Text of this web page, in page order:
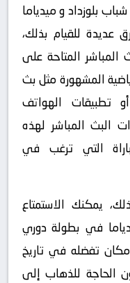
بلوزداد و ميدياما
عديدة للقيام بذلك،
المتاحة على
المشهورة مثل بث
تطبيقات الهواتف
البث المباشر لهذه
التي ترغب في
يمكنك الاستمتاع
في بطولة دوري
تفضله في تاريخ
01 وتوقيت 18:00، دون الحاجة للذهاب إلى